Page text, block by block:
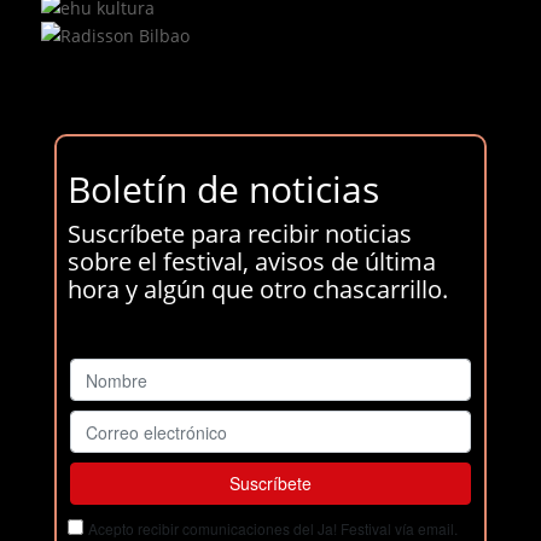
Boletín de noticias
Suscríbete para recibir noticias
sobre el festival, avisos de última
hora y algún que otro chascarrillo.
Acepto recibir comunicaciones del Ja! Festival vía email.